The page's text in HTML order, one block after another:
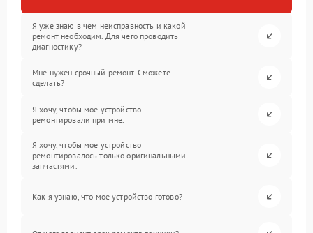
Я уже знаю в чем неисправность и какой
ремонт необходим. Для чего проводить
диагностику?
Мне нужен срочный ремонт. Сможете
сделать?
Я хочу, чтобы мое устройство
ремонтировали при мне.
Я хочу, чтобы мое устройство
ремонтировалось только оригинальными
запчастями.
Как я узнаю, что мое устройство готово?